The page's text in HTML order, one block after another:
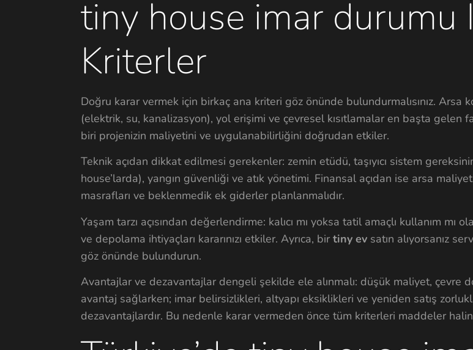
tiny house imar durumu
Kriterler
Doğru karar vermek için birkaç ana kriteri göz önünde bulundurmalısınız. Arsa
(elektrik, su, kanalizasyon), yol erişimi ve çevresel kısıtlamalar en başta gelen
biri projenizin maliyetini ve uygulanabilirliğini doğrudan etkiler.
Teknik açıdan dikkat edilmesi gerekenler: zemin etüdü, taşıyıcı sistem
house’larda), yangın güvenliği ve atık yönetimi. Finansal açıdan ise arsa
masrafları ve beklenmedik ek giderler planlanmalıdır.
Yaşam tarzı açısından değerlendirme: kalıcı mı yoksa tatil amaçlı kullanım mı
ve depolama ihtiyaçları kararınızı etkiler. Ayrıca, birtiny ev satın alıyorsanız
göz önünde bulundurun.
Avantajlar ve dezavantajlar dengeli şekilde ele alınmalı: düşük maliyet, çevre
avantaj sağlarken; imar belirsizlikleri, altyapı eksiklikleri ve yeniden satış
dezavantajlardır. Bu nedenle karar vermeden önce tüm kriterleri maddeler